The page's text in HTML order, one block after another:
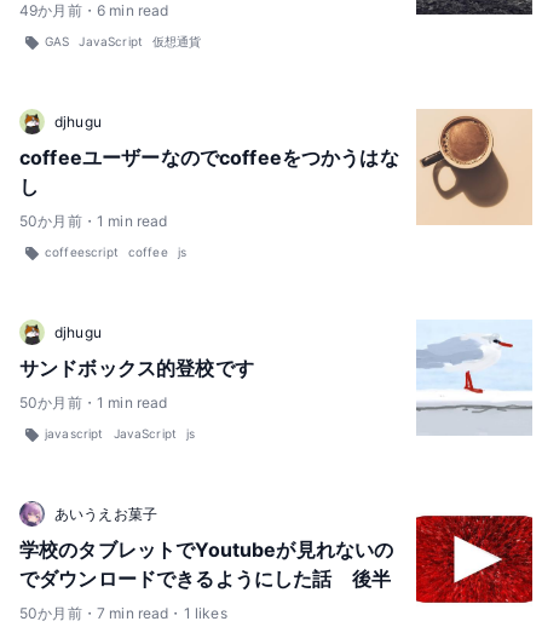
49か月前・ 6 min read
GAS JavaScript 仮想通貨
djhugu
coffeeユーザーなのでcoffeeをつかうはな
し
50か月前・ 1 min read
coffeescript coffee js
djhugu
サンドボックス的登校です
50か月前・ 1 min read
javascript JavaScript js
あいうえお菓子
学校のタブレットでYoutubeが見れないの
でダウンロードできるようにした話 後半
50か月前・ 7 min read ・ 1 likes